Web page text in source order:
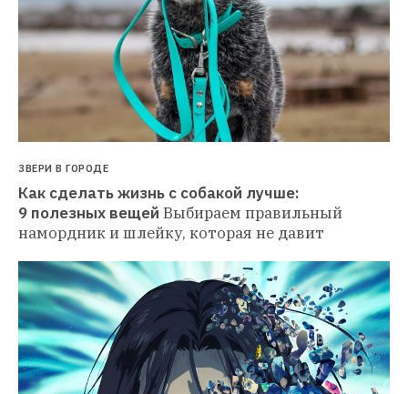
ЗВЕРИ В ГОРОДЕ
Как сделать жизнь с собакой лучше:
9 полезных вещей Выбираем правильный
намордник и шлейку, которая не давит